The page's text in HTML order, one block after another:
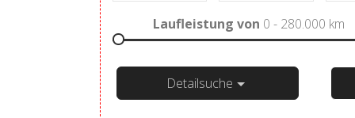
Laufleistung von 0 - 280.000 km
Detailsuche